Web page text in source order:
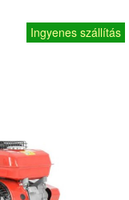
Ingyenes szállítás